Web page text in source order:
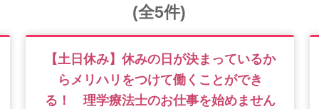
(全5件)
【土日休み】休みの日が決まっているか
らメリハリをつけて働くことができ
る！ 理学療法士のお仕事を始めません